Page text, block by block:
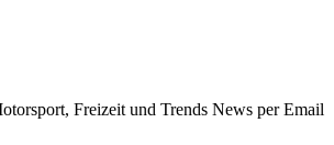
Freizeit und Trends News per Email